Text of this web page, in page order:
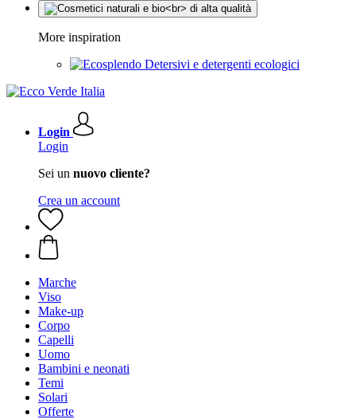
More inspiration
Detersivi e detergenti ecologici
Login
Login
Sei un nuovo cliente?
Crea un account
Marche
Viso
Make-up
Corpo
Capelli
Uomo
Bambini e neonati
Temi
Solari
Offerte